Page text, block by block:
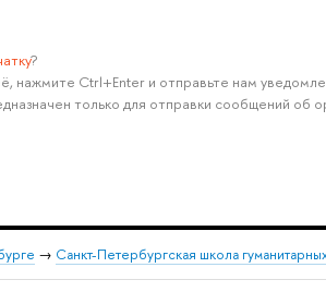
?
нажмите Ctrl+Enter и отправьте нам
только для отправки сообщений об
→ Санкт-Петербургская школа